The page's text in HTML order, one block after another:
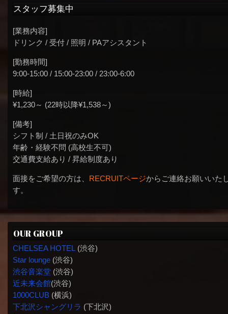
スタッフ募集中
[業務内容]
ドリンク / 受付 / 照明 / PAアシスタント
[勤務時間]
9:00-15:00 / 15:00-23:00 / 23:00-6:00
[時給]
¥1,230～ (22時以降¥1,538～)
[備考]
シフト制 / 土日祝のみOK
年齢・経験不問 (高校生不可)
交通費支給あり / 昇給制度あり
面接をご希望の方は、 RECRUITページからご連絡お願いいた
す。
OUR GROUP
CHELSEA HOTEL (渋谷)
Star lounge(渋谷)
渋谷音楽堂(渋谷)
近未来会館(渋谷)
1000CLUB(横浜)
下北沢シャングリラ (下北沢)